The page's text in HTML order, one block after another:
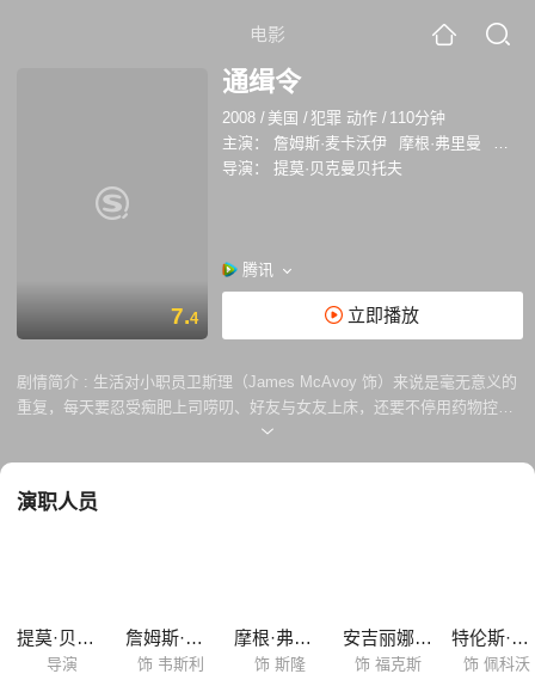
电影
7.4
通缉令
2008 / 美国 /犯罪 动作 / 110分钟
主演：
詹姆斯·麦卡沃伊 摩根·弗里曼
安吉
导演：
提莫·贝克曼贝托夫
腾讯
立即播放
剧情简介 : 生活对小职员卫斯理（James McAvoy 饰）来说是毫无意义的
重复，每天要忍受痴肥上司唠叨、好友与女友上床，还要不停用药物控制
过快的心跳。这天他被一名陌生女子从疯狂枪手的追杀中救出，进入了刺
近为叛徒十字所杀，卫斯理必须尽快在严酷的训练中成长，才能自保，甚
斯理意外发现了组织内部的阴谋，而这一次，他不再用逃避解决问题。 本
片获2009年英国帝国电...
演职人员
提莫·贝克曼贝托夫
导演
詹姆斯·麦卡沃伊
饰 韦斯利
摩根·弗里曼
饰 斯隆
安吉丽娜·朱莉
饰 福克斯
特伦斯·斯坦普
饰 佩科沃